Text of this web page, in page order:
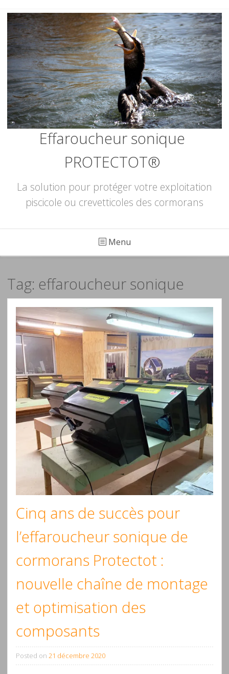
content
Effaroucheur sonique
PROTECTOT®
La solution pour protéger votre exploitation
piscicole ou crevetticoles des cormorans
Menu
Tag: effaroucheur sonique
Cinq ans de succès pour
l’effaroucheur sonique de
cormorans Protectot :
nouvelle chaîne de montage
et optimisation des
composants
Posted on21 décembre 2020